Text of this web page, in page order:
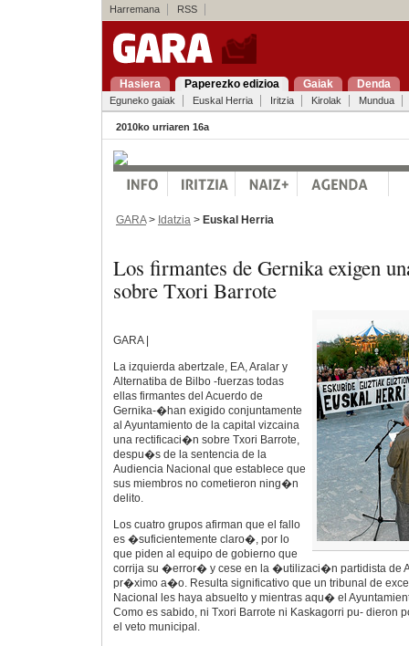
Harremana RSS
Hasiera Paperezko edizioa Gaiak Denda
Eguneko gaiak Euskal Herria Iritzia Kirolak Mundua
2010ko urriaren 16a
GARA> Idatzia > Euskal Herria
Los firmantes de Gernika exigen
sobre Txori Barrote
GARA |
La izquierda abertzale, EA, Aralar y
Alternatiba de Bilbo -fuerzas todas
ellas firmantes del Acuerdo de
Gernika-�han exigido conjuntamente
al Ayuntamiento de la capital vizcaina
una rectificaci�n sobre Txori Barrote,
despu�s de la sentencia de la
Audiencia Nacional que establece que
sus miembros no cometieron ning�n
delito.
Los cuatro grupos afirman que el fallo
es �suficientemente claro�, por lo
que piden al equipo de gobierno que
corrija su �error� y cese en la �utilizaci�n partidista de
pr�ximo a�o. Resulta significativo que un tribunal de
Nacional les haya absuelto y mientras aqu� el
Como es sabido, ni Txori Barrote ni Kaskagorri pu- dieron
el veto municipal.